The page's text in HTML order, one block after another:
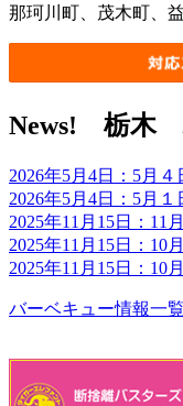
那珂川町、茂木町、
News! 栃木
2026年5月4日：5月
2026年5月4日：5月
2025年11月15日：11
2025年11月15日：10
2025年11月15日：10
バーベキュー情報一